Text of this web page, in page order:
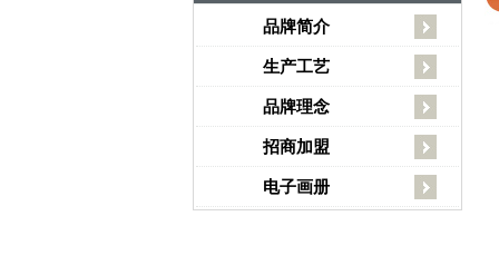
品牌简介
生产工艺
品牌理念
招商加盟
电子画册